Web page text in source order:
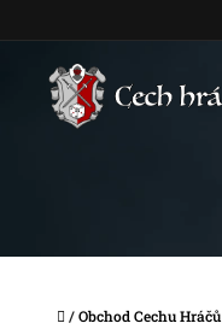
Domů
/Obchod Cechu Hráčů